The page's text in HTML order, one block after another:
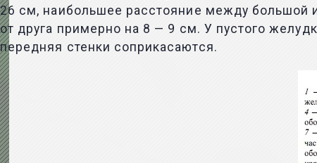
26 см, наибольшее расстояние между большой
от друга примерно на 8 — 9 см. У пустого
передняя стенки соприкасаются.